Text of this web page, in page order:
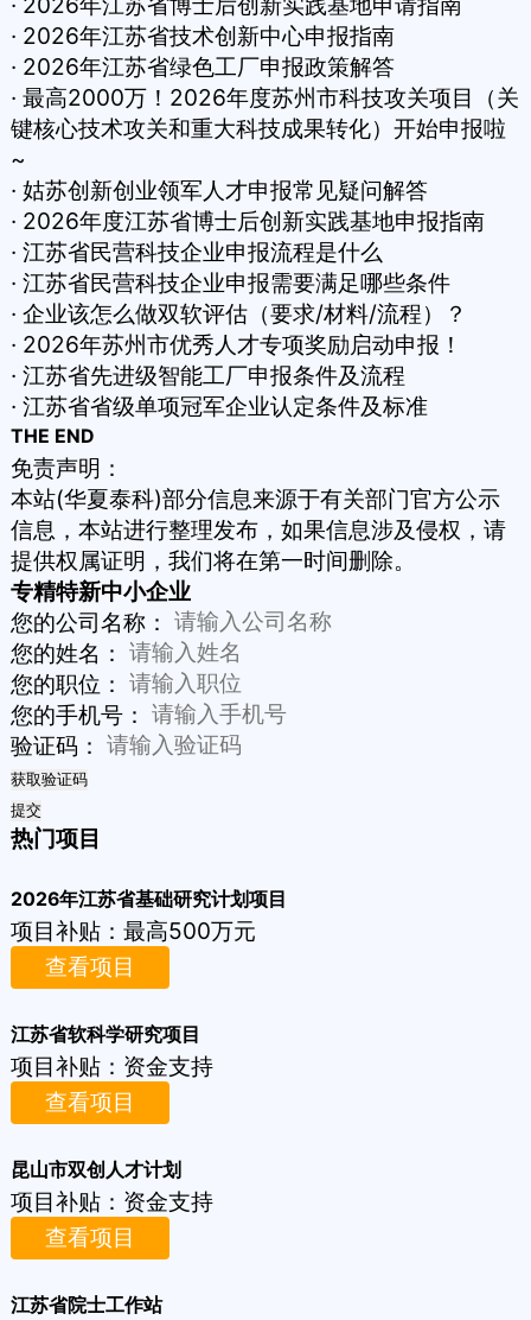
· 2026年江苏省技术创新中心申报指南
· 2026年江苏省绿色工厂申报政策解答
· 最高2000万！2026年度苏州市科技攻关项目（关
键核心技术攻关和重大科技成果转化）开始申报啦
~
· 姑苏创新创业领军人才申报常见疑问解答
· 2026年度江苏省博士后创新实践基地申报指南
· 江苏省民营科技企业申报流程是什么
· 江苏省民营科技企业申报需要满足哪些条件
· 企业该怎么做双软评估（要求/材料/流程）？
· 2026年苏州市优秀人才专项奖励启动申报！
· 江苏省先进级智能工厂申报条件及流程
· 江苏省省级单项冠军企业认定条件及标准
THE END
免责声明：
本站(华夏泰科)部分信息来源于有关部门官方公示
信息，本站进行整理发布，如果信息涉及侵权，请
提供权属证明，我们将在第一时间删除。
专精特新中小企业
您的公司名称：
您的姓名：
您的职位：
您的手机号：
验证码：
获取验证码
提交
热门项目
2026年江苏省基础研究计划项目
项目补贴： 最高500万元
查看项目
江苏省软科学研究项目
项目补贴： 资金支持
查看项目
昆山市双创人才计划
项目补贴： 资金支持
查看项目
江苏省院士工作站